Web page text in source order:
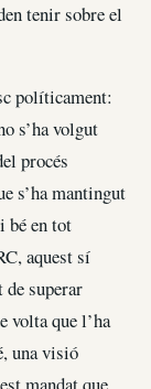
tenir sobre el
políticament:
s’ha volgut
procés
s’ha mantingut
bé en tot
aquest sí
de superar
volta que l’ha
una visió